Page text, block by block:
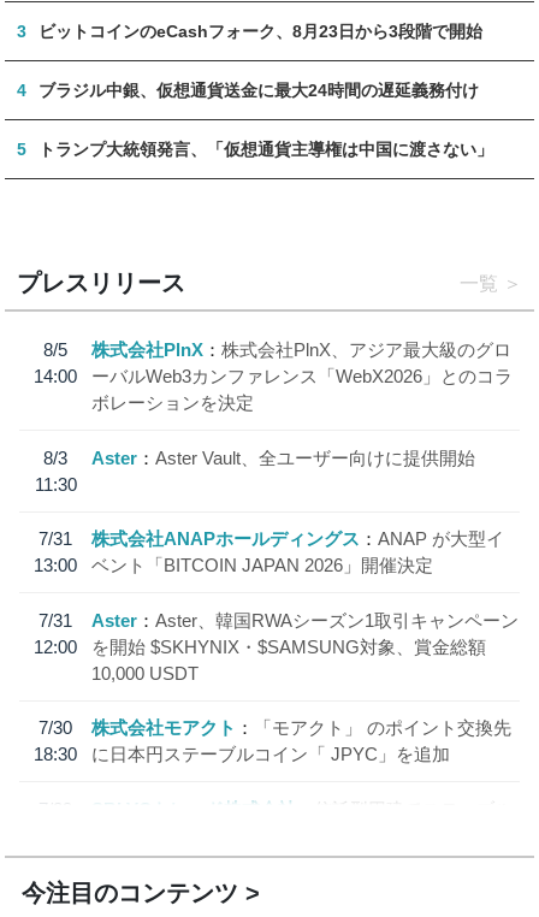
3 ビットコインのeCashフォーク、8月23日から3段階で開始
4 ブラジル中銀、仮想通貨送金に最大24時間の遅延義務付け
5 トランプ大統領発言、「仮想通貨主導権は中国に渡さない」
プレスリリース 一覧
8/5
14:00
株式会社PlnX
株式会社PlnX、アジア最大級のグロ
ーバルWeb3カンファレンス「WebX2026」とのコラ
ボレーションを決定
8/3
11:30
Aster Aster Vault、全ユーザー向けに提供開始
7/31
13:00
株式会社ANAPホールディングス
ANAP が大型イ
ベント「BITCOIN JAPAN 2026」開催決定
7/31
12:00
Aster
Aster、韓国RWAシーズン1取引キャンペーン
を開始 $SKHYNIX・$SAMSUNG対象、賞金総額
10,000 USDT
7/30
18:30
株式会社モアクト
「モアクト」 のポイント交換先
に日本円ステーブルコイン「 JPYC」を追加
7/29
SBI VCトレード株式会社
信託型円建てステーブル
今注目のコンテンツ